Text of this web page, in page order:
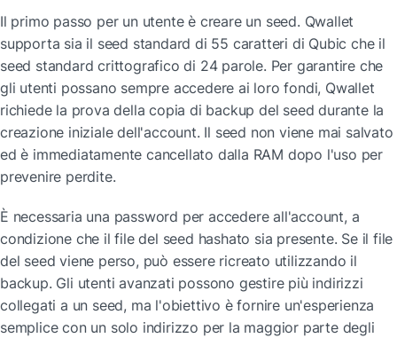
Il primo passo per un utente è creare un seed. Qwallet
supporta sia il seed standard di 55 caratteri di Qubic che il
seed standard crittografico di 24 parole. Per garantire che
gli utenti possano sempre accedere ai loro fondi, Qwallet
richiede la prova della copia di backup del seed durante la
creazione iniziale dell'account. Il seed non viene mai salvato
ed è immediatamente cancellato dalla RAM dopo l'uso per
prevenire perdite.
È necessaria una password per accedere all'account, a
condizione che il file del seed hashato sia presente. Se il file
del seed viene perso, può essere ricreato utilizzando il
backup. Gli utenti avanzati possono gestire più indirizzi
collegati a un seed, ma l'obiettivo è fornire un'esperienza
semplice con un solo indirizzo per la maggior parte degli